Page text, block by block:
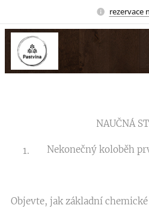
rezervace
NAUČNÁ
Nekonečný koloběh
Objevte, jak základní